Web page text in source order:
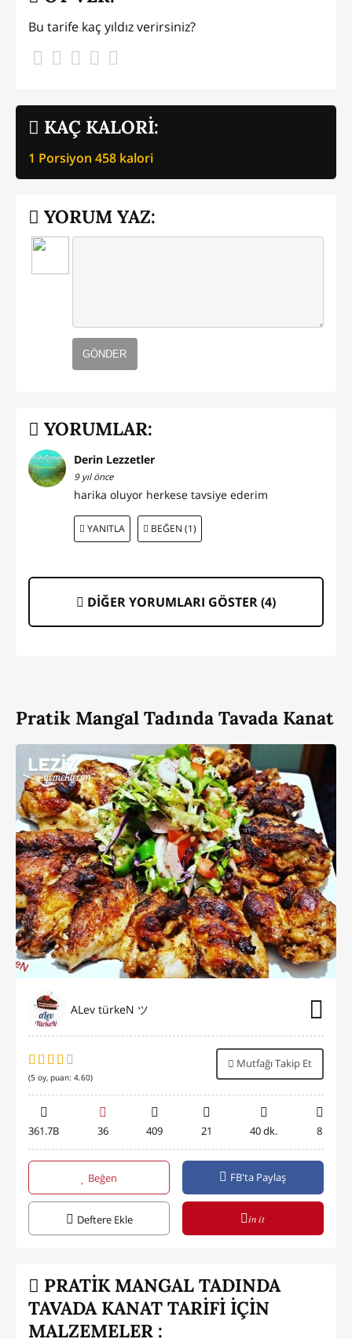
KAÇ KALORİ:
1 Porsiyon 458 kalori
Bu tarife kaç yıldız verirsiniz?
YORUM YAZ:
GÖNDER
YORUMLAR:
Derin Lezzetler
9 yıl önce
harika oluyor herkese tavsiye ederim
YANITLA BEĞEN (1)
DİĞER YORUMLARI GÖSTER (4)
Pratik Mangal Tadında Tavada Kanat
ALev türkeN ツ
(5 oy, puan: 4.60)
Mutfağı Takip Et
361.7B 36 409 21 40 dk. 8
Beğen FB'ta Paylaş
Deftere Ekle in it
PRATİK MANGAL TADINDA
TAVADA KANAT TARİFİ İÇİN
MALZEMELER :